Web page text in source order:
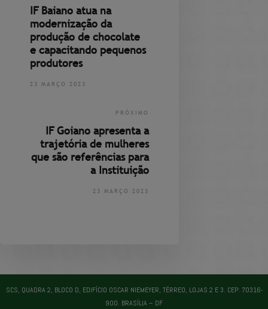
IF Baiano atua na
modernização da
produção de chocolate
e capacitando pequenos
produtores
23 MARÇO 2023
PRÓXIMO
IF Goiano apresenta a
trajetória de mulheres
que são referências para
a Instituição
23 MARÇO 2023
SCS, QUADRA 2, BLOCO D, EDIFÍCIO OSCAR NIEMEYER, TÉRREO, LOJAS 2 E 3. CEP: 70316-
900. BRASÍLIA – DF